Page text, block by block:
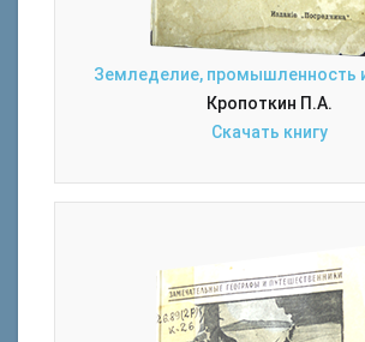
Земледелие, промышленность
Кропоткин П.А.
Скачать книгу